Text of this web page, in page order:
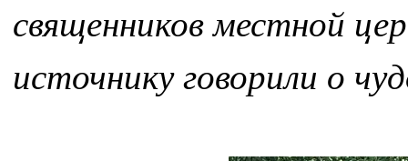
священников местной
источнику говорили о